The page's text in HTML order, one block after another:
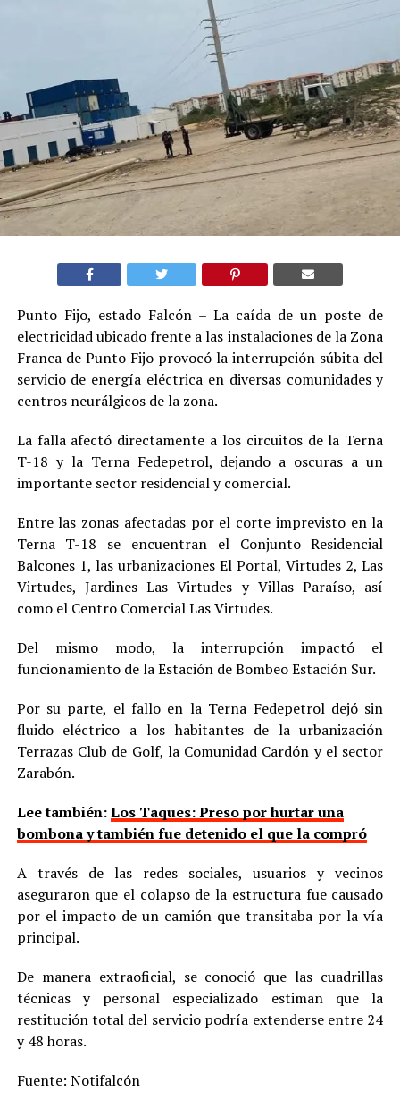
Punto Fijo, estado Falcón – La caída de un poste de
electricidad ubicado frente a las instalaciones de la Zona
Franca de Punto Fijo provocó la interrupción súbita del
servicio de energía eléctrica en diversas comunidades y
centros neurálgicos de la zona.
La falla afectó directamente a los circuitos de la Terna
T-18 y la Terna Fedepetrol, dejando a oscuras a un
importante sector residencial y comercial.
Entre las zonas afectadas por el corte imprevisto en la
Terna T-18 se encuentran el Conjunto Residencial
Balcones 1, las urbanizaciones El Portal, Virtudes 2, Las
Virtudes, Jardines Las Virtudes y Villas Paraíso, así
como el Centro Comercial Las Virtudes.
Del mismo modo, la interrupción impactó el
funcionamiento de la Estación de Bombeo Estación Sur.
Por su parte, el fallo en la Terna Fedepetrol dejó sin
fluido eléctrico a los habitantes de la urbanización
Terrazas Club de Golf, la Comunidad Cardón y el sector
Zarabón.
Lee también:Los Taques: Preso por hurtar una
bombona y también fue detenido el que la compró
A través de las redes sociales, usuarios y vecinos
aseguraron que el colapso de la estructura fue causado
por el impacto de un camión que transitaba por la vía
principal.
De manera extraoficial, se conoció que las cuadrillas
técnicas y personal especializado estiman que la
restitución total del servicio podría extenderse entre 24
y 48 horas.
Fuente: Notifalcón